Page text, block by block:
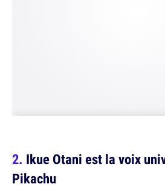
Ikue Otani est la voix
Pikachu